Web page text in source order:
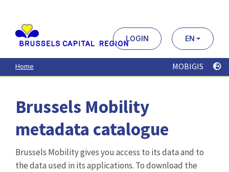
contenu
principal
LOGIN EN
Home MOBIGIS
Brussels Mobility
metadata catalogue
Brussels Mobility gives you access to its data and to
the data used in its applications. To download the